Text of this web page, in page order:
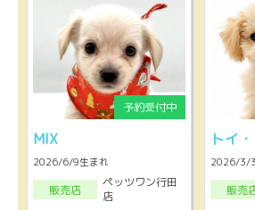
MIX
2026/6/9生まれ
販売店
ペッツワン行田
店
トイ
2026/3/
販売